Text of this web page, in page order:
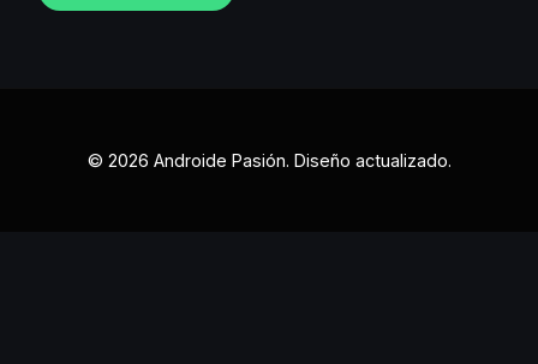
© 2026 Androide Pasión. Diseño actualizado.